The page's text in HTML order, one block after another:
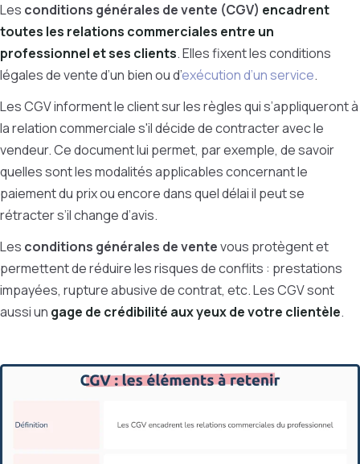
Les conditions générales de vente (CGV) encadrent
toutes les relations commerciales entre un
professionnel et ses clients. Elles fixent les conditions
légales de vente d’un bien ou d’exécution d’un service.
Les CGV informent le client sur les règles qui s’appliqueront à
la relation commerciale s'il décide de contracter avec le
vendeur. Ce document lui permet, par exemple, de savoir
quelles sont les modalités applicables concernant le
paiement du prix ou encore dans quel délai il peut se
rétracter s’il change d’avis.
Les conditions générales de ventevous protègent et
permettent de réduire les risques de conflits : prestations
impayées, rupture abusive de contrat, etc. Les CGV sont
aussi un gage de crédibilité aux yeux de votre clientèle.